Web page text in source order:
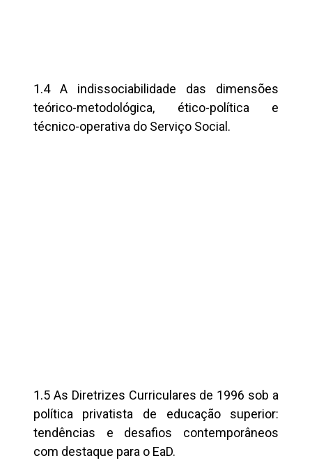
1.4 A indissociabilidade das dimensões
teórico-metodológica, ético-política e
técnico-operativa do Serviço Social.
1.5 As Diretrizes Curriculares de 1996 sob a
política privatista de educação superior:
tendências e desafios contemporâneos
com destaque para o EaD.